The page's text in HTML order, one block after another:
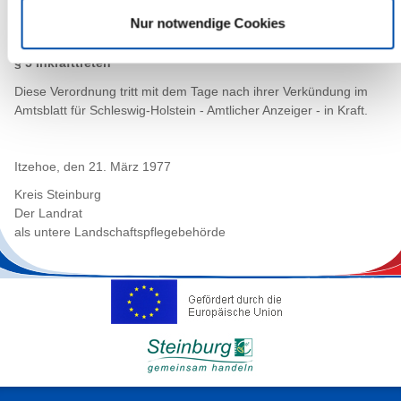
Nur notwendige Cookies
Verordnung werden nach §§ 65 ff. Landschaftspflegegesetz als
§ 5 Inkrafttreten
Diese Verordnung tritt mit dem Tage nach ihrer Verkündung im
Amtsblatt für Schleswig-Holstein - Amtlicher Anzeiger - in Kraft.
Itzehoe, den 21. März 1977
Kreis Steinburg
Der Landrat
als untere Landschaftspflegebehörde